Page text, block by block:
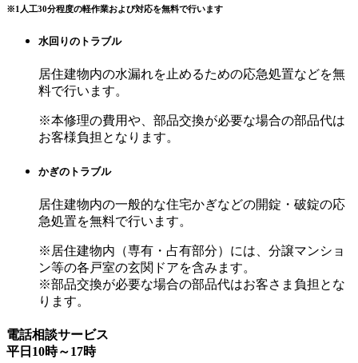
※1人工30分程度の軽作業および対応を無料で行います
水回りのトラブル
居住建物内の水漏れを止めるための応急処置などを無
料で行います。
※本修理の費用や、部品交換が必要な場合の部品代は
お客様負担となります。
かぎのトラブル
居住建物内の一般的な住宅かぎなどの開錠・破錠の応
急処置を無料で行います。
※居住建物内（専有・占有部分）には、分譲マンショ
ン等の各戸室の玄関ドアを含みます。
※部品交換が必要な場合の部品代はお客さま負担とな
ります。
電話相談サービス
平日10時～17時